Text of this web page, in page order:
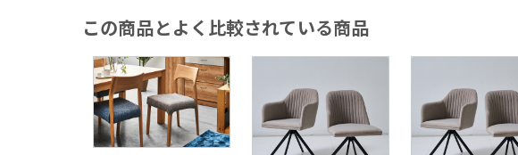
この商品とよく比較されている商品